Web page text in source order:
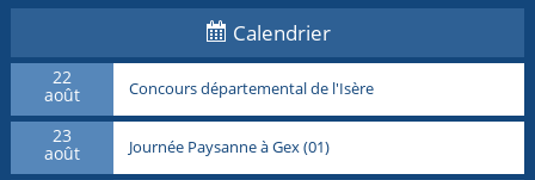
Calendrier
22
août Concours départemental de l'Isère
23
août Journée Paysanne à Gex (01)